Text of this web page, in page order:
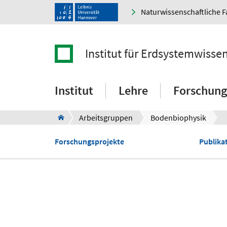
Naturwissenschaftliche
Institut für
Institut Lehre Forschung
Arbeitsgruppen Bodenbiophysik
Forschungsprojekte